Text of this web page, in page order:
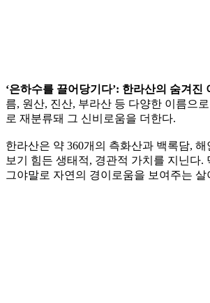
‘은하수를 끌어당기다’: 한라산의 숨겨진
름, 원산, 진산, 부라산 등 다양한 이름으
로 재분류돼 그 신비로움을 더한다.
한라산은 약 360개의 측화산과 백록담,
보기 힘든 생태적, 경관적 가치를 지닌다
그야말로 자연의 경이로움을 보여주는